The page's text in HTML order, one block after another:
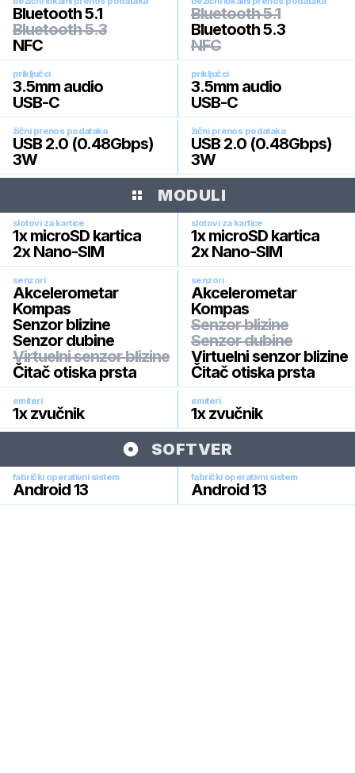
Bluetooth 5.1
Bluetooth 5.3
NFC
Bluetooth 5.1
Bluetooth 5.3
NFC
priključci
3.5mm audio
USB-C
priključci
3.5mm audio
USB-C
žični prenos podataka
USB 2.0 (0.48Gbps)
3W
žični prenos podataka
USB 2.0 (0.48Gbps)
3W
MODULI
slotovi za kartice
1x microSD kartica
2x Nano-SIM
slotovi za kartice
1x microSD kartica
2x Nano-SIM
senzori
Akcelerometar
Kompas
Senzor blizine
Senzor dubine
Virtuelni senzor blizine
Čitač otiska prsta
senzori
Akcelerometar
Kompas
Senzor blizine
Senzor dubine
Virtuelni senzor blizine
Čitač otiska prsta
emiteri
1x zvučnik
emiteri
1x zvučnik
SOFTVER
fabrički operativni sistem
Android 13
fabrički operativni sistem
Android 13